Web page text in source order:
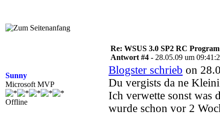
Sunny
Microsoft MVP
Offline
Re: WSUS 3.0 SP2 RC
Antwort #4 - 28.05.09 um
Blogster schrieb on
Du vergists da ne
Ich verwette sonst was
wurde schon vor 2